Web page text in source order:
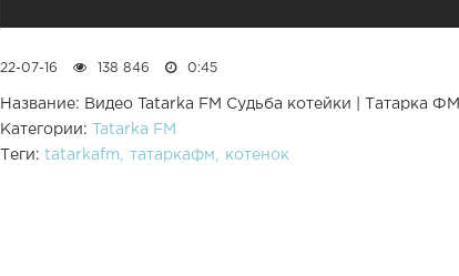
22-07-16 138 846 0:45
Название: Видео Tatarka FM Судьба котейки | Татарка ФМ
Категории:
Tatarka FM
Теги: tatarkafm татаркафм котенок